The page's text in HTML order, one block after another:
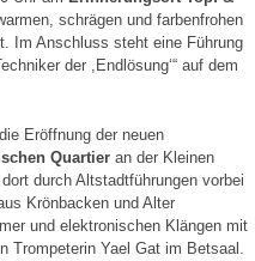
schrägen und farbenfrohen
Im Anschluss steht eine Führung
der ,Endlösung‘“ auf dem
Eröffnung der neuen
Quartier an der Kleinen
durch Altstadtführungen vorbei
Krönbacken und Alter
und elektronischen Klängen mit
Yael Gat im Betsaal.